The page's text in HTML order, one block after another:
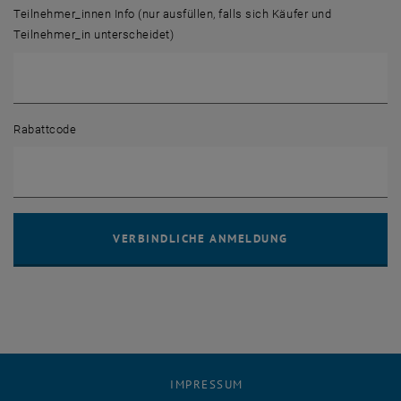
Teilnehmer_innen Info (nur ausfüllen, falls sich Käufer und
Teilnehmer_in unterscheidet)
Rabattcode
IMPRESSUM